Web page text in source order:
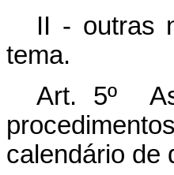
II - outras
tema.
Art. 5º
calendário de